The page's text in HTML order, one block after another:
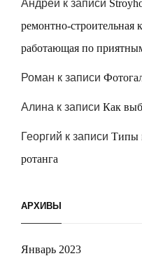
Андрей к записи
ремонтно-строительная
работающая по
Роман к записи
Алина к записи Как
Георгий к записи Типы
ротанга
АРХИВЫ
Январь 2023